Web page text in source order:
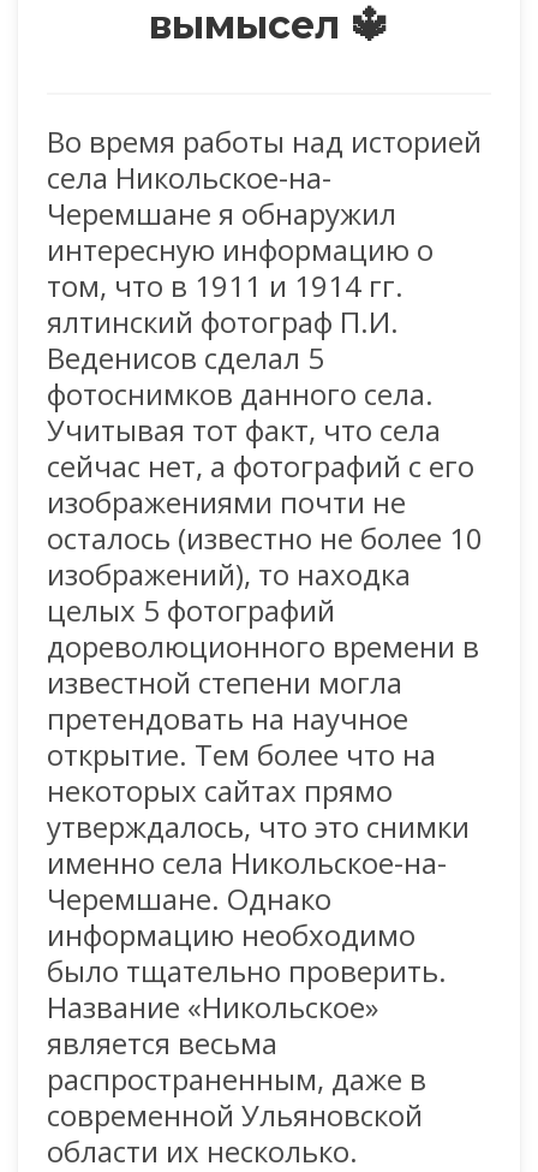
вымысел 🔱
Во время работы над историей
села Никольское-на-
Черемшане я обнаружил
интересную информацию о
том, что в 1911 и 1914 гг.
ялтинский фотограф П.И.
Веденисов сделал 5
фотоснимков данного села.
Учитывая тот факт, что села
сейчас нет, а фотографий с его
изображениями почти не
осталось (известно не более 10
изображений), то находка
целых 5 фотографий
дореволюционного времени в
известной степени могла
претендовать на научное
открытие. Тем более что на
некоторых сайтах прямо
утверждалось, что это снимки
именно села Никольское-на-
Черемшане. Однако
информацию необходимо
было тщательно проверить.
Название «Никольское»
является весьма
распространенным, даже в
современной Ульяновской
области их несколько.